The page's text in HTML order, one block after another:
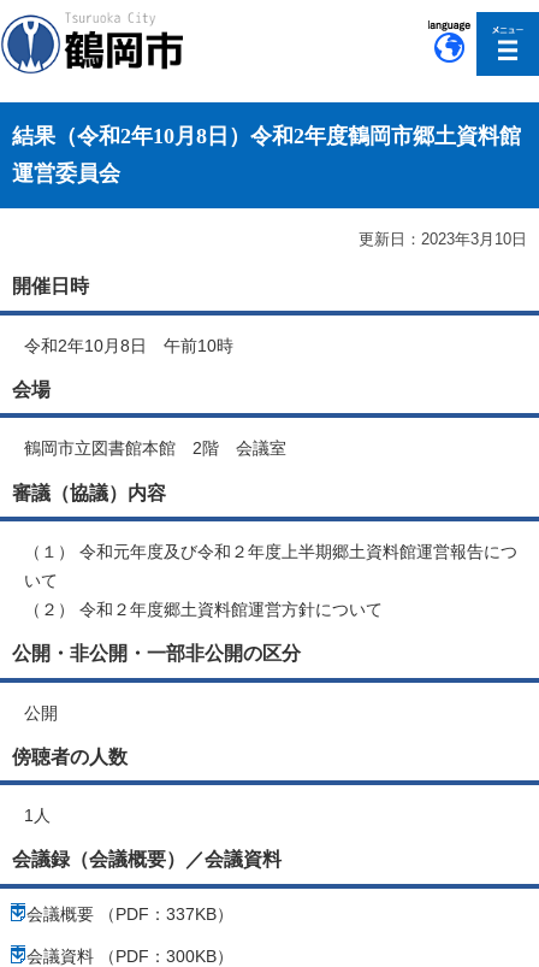
結果（令和2年10月8日）令和2年度鶴岡市郷土資料館
運営委員会
更新日：2023年3月10日
開催日時
令和2年10月8日 午前10時
会場
鶴岡市立図書館本館 2階 会議室
審議（協議）内容
（１） 令和元年度及び令和２年度上半期郷土資料館運営報告につ
いて
（２） 令和２年度郷土資料館運営方針について
公開・非公開・一部非公開の区分
公開
傍聴者の人数
1人
会議録（会議概要）／会議資料
会議概要 （PDF：337KB）
会議資料 （PDF：300KB）